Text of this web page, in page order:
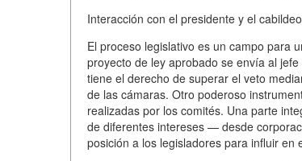
Interacción con el presidente y el cabildeo
El proceso legislativo es un campo para
proyecto de ley aprobado se envía al
tiene el derecho de superar el veto
de las cámaras. Otro poderoso
realizadas por los comités. Una parte
de diferentes intereses — desde
posición a los legisladores para influir en